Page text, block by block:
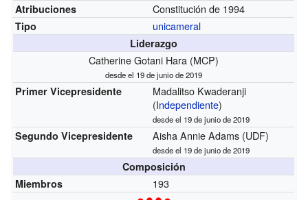
Atribuciones Constitución de 1994
Tipo unicameral
Liderazgo
Catherine Gotani Hara (MCP)
desde el 19 de junio de 2019
Primer Vicepresidente
Madalitso Kwaderanji
(Independiente)
desde el 19 de junio de 2019
Segundo Vicepresidente Aisha Annie Adams (UDF)
desde el 19 de junio de 2019
Composición
Miembros
193